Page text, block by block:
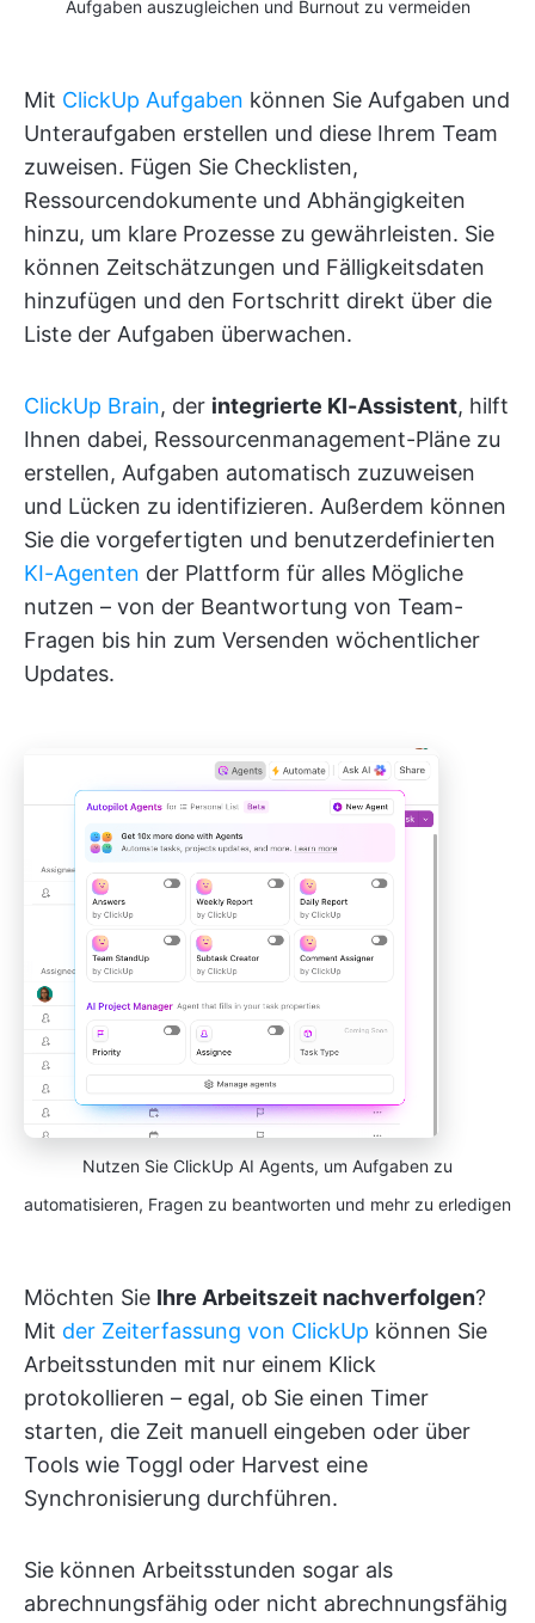
Aufgaben auszugleichen und Burnout zu vermeiden
Mit ClickUp Aufgaben können Sie Aufgaben und
Unteraufgaben erstellen und diese Ihrem Team
zuweisen. Fügen Sie Checklisten,
Ressourcendokumente und Abhängigkeiten
hinzu, um klare Prozesse zu gewährleisten. Sie
können Zeitschätzungen und Fälligkeitsdaten
hinzufügen und den Fortschritt direkt über die
Liste der Aufgaben überwachen.
ClickUp Brain, der integrierte KI-Assistent, hilft
Ihnen dabei, Ressourcenmanagement-Pläne zu
erstellen, Aufgaben automatisch zuzuweisen
und Lücken zu identifizieren. Außerdem können
Sie die vorgefertigten und benutzerdefinierten
KI-Agenten der Plattform für alles Mögliche
nutzen – von der Beantwortung von Team-
Fragen bis hin zum Versenden wöchentlicher
Updates.
Nutzen Sie ClickUp AI Agents, um Aufgaben zu
automatisieren, Fragen zu beantworten und mehr zu erledigen
Möchten Sie Ihre Arbeitszeit nachverfolgen?
Mit der Zeiterfassung von ClickUp können Sie
Arbeitsstunden mit nur einem Klick
protokollieren – egal, ob Sie einen Timer
starten, die Zeit manuell eingeben oder über
Tools wie Toggl oder Harvest eine
Synchronisierung durchführen.
Sie können Arbeitsstunden sogar als
abrechnungsfähig oder nicht abrechnungsfähig